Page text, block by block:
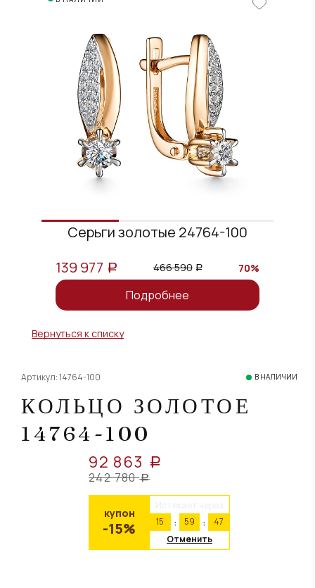
Серьги золотые 24764-100
139 977 a 466 590 a 70%
Подробнее
Вернуться к списку
Артикул: 14764-100 В НАЛИЧИИ
КОЛЬЦО ЗОЛОТОЕ
14764-100
92 863 a
242 780 a
купон
-15%
15
59
47
Отменить